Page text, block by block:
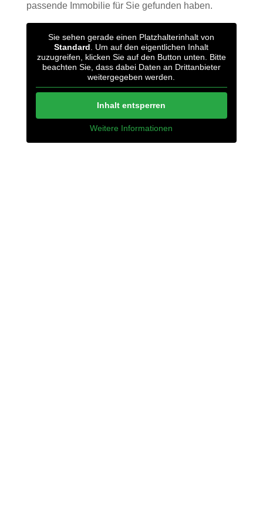
passende Immobilie für Sie gefunden haben.
Sie sehen gerade einen Platzhalterinhalt von
Standard . Um auf den eigentlichen Inhalt
zuzugreifen, klicken Sie auf den Button unten. Bitte
beachten Sie, dass dabei Daten an Drittanbieter
weitergegeben werden.
Inhalt entsperren
Weitere Informationen